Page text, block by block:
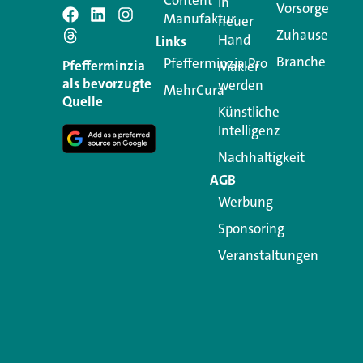
Schreiben
Ihre E-Mail-Adresse wird
Kommentar
Pfefferminzia
als bevorzugte
Quelle
Manufaktur
Links
Pfefferminzia.Pro
MehrCura
neuer
Hand
Makler
werden
Künstliche
Intelligenz
Nachhaltigkeit
AGB
Werbung
Sponsoring
Veranstaltungen
Vorsorge
Zuhause
Branche